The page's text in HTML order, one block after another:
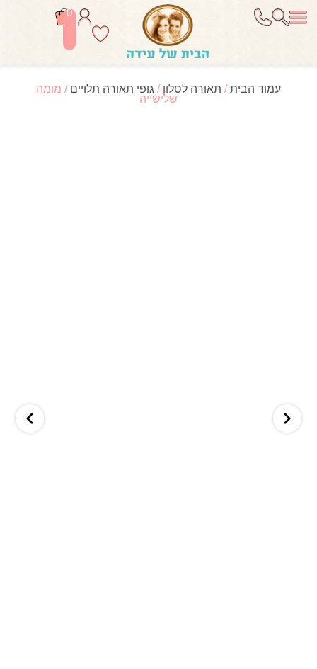
0
עמוד הבית/ תאורה לסלון / גופי תאורה תלויים / מומה
שלישייה